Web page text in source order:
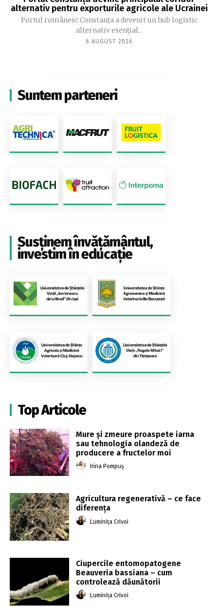
alternativ pentru exporturile agricole ale Ucrainei
Portul românesc Constanța a devenit un hub logistic
alternativ esențial...
6 AUGUST 2026
Suntem parteneri
Susținem învățământul,
investim în educație
Top Articole
Mure și zmeure proaspete iarna
sau tehnologia olandeză de
producere a fructelor moi
Irina Pompuș
Agricultura regenerativă – ce face
diferența
Luminița Crivoi
Ciupercile entomopatogene
Beauveria bassiana – cum
controlează dăunătorii
Luminița Crivoi